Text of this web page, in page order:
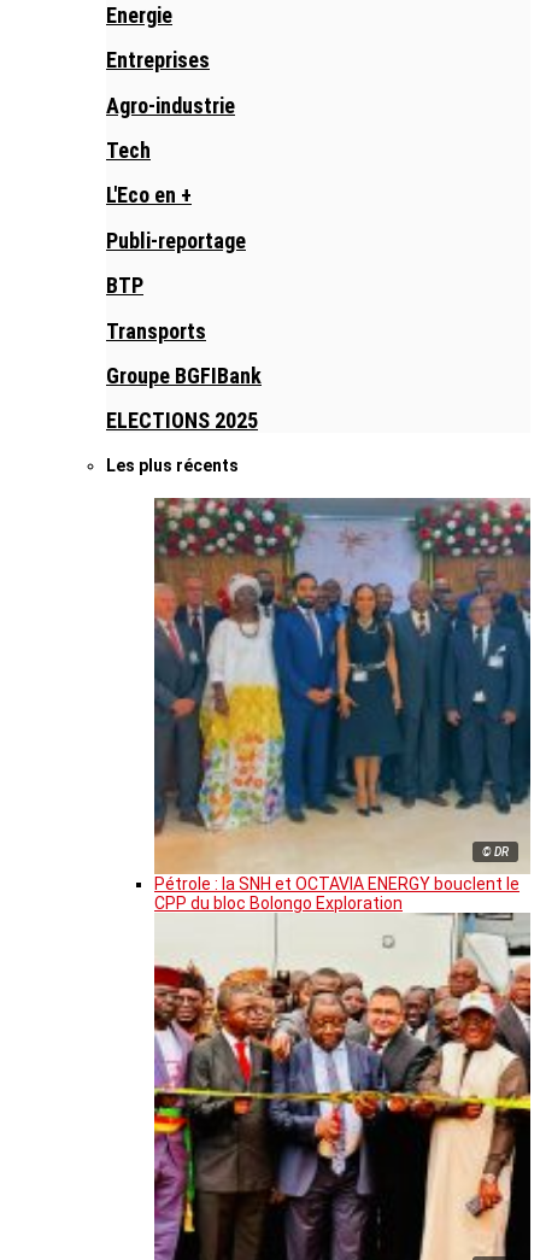
Energie
Entreprises
Agro-industrie
Tech
L'Eco en +
Publi-reportage
BTP
Transports
Groupe BGFIBank
ELECTIONS 2025
Les plus récents
© DR
Pétrole : la SNH et OCTAVIA ENERGY bouclent le
CPP du bloc Bolongo Exploration